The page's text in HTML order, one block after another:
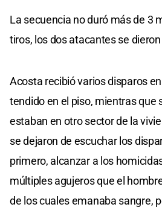
La secuencia no duró más de 3
tiros, los dos atacantes se
Acosta recibió varios disparos
tendido en el piso, mientras que
estaban en otro sector de la
se dejaron de escuchar los
primero, alcanzar a los
múltiples agujeros que el
de los cuales emanaba sangre,